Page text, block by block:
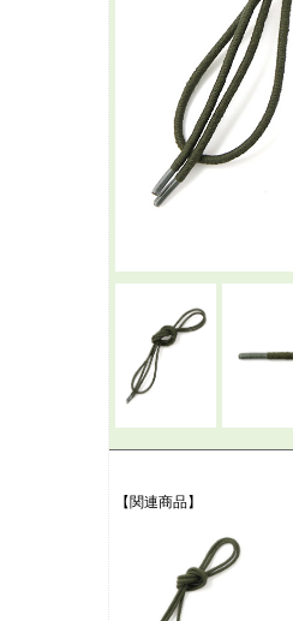
【関連商品】